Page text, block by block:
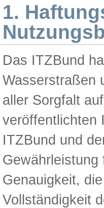
1.
Das ITZBund
Wasserstraßen
aller Sorgfalt
veröffentlichten
ITZBund und
Genauigkeit,
Vollständigkeit